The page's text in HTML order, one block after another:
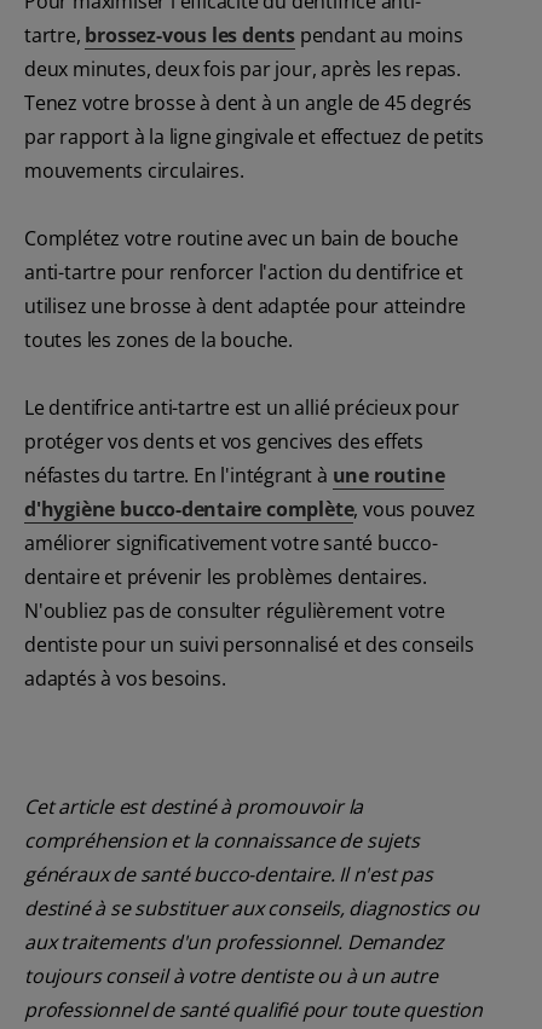
tartre, brossez-vous les dents pendant au moins
deux minutes, deux fois par jour, après les repas.
Tenez votre brosse à dent à un angle de 45 degrés
par rapport à la ligne gingivale et effectuez de petits
mouvements circulaires.
Complétez votre routine avec un bain de bouche
anti-tartre pour renforcer l'action du dentifrice et
utilisez une brosse à dent adaptée pour atteindre
toutes les zones de la bouche.
Le dentifrice anti-tartre est un allié précieux pour
protéger vos dents et vos gencives des effets
néfastes du tartre. En l'intégrant à une routine
d'hygiène bucco-dentaire complète, vous pouvez
améliorer significativement votre santé bucco-
dentaire et prévenir les problèmes dentaires.
N'oubliez pas de consulter régulièrement votre
dentiste pour un suivi personnalisé et des conseils
adaptés à vos besoins.
Cet article est destiné à promouvoir la
compréhension et la connaissance de sujets
généraux de santé bucco-dentaire. Il n'est pas
destiné à se substituer aux conseils, diagnostics ou
aux traitements d'un professionnel. Demandez
toujours conseil à votre dentiste ou à un autre
professionnel de santé qualifié pour toute question